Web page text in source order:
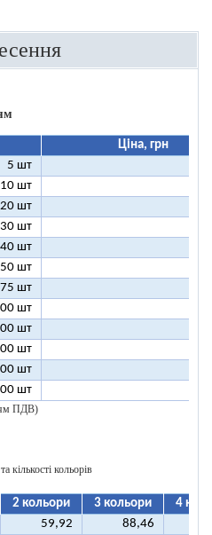
Ціна, грн
5 шт
10 шт
20 шт
30 шт
40 шт
50 шт
75 шт
шт
шт
шт
шт
шт
ПДВ)
кількості кольорів
2 кольори 3 кольори
4
59,92 88,46